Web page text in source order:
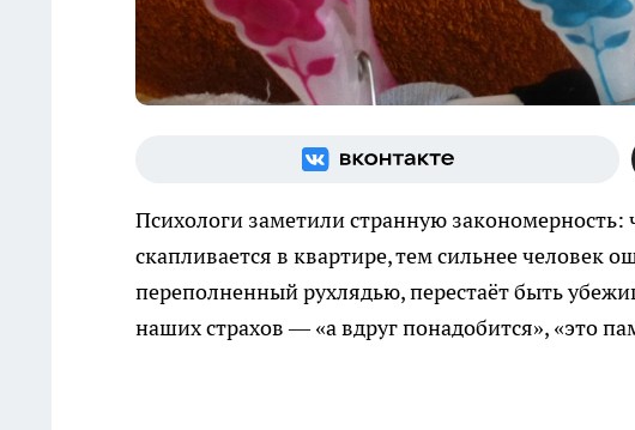
Психологи заметили странную
скапливается в квартире, тем сильнее человек
переполненный рухлядью, перестаёт быть
наших страхов — «а вдруг понадобится», «это